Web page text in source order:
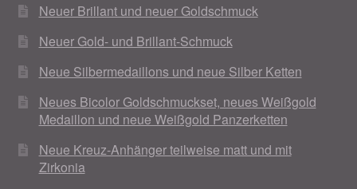
Neuer Brillant und neuer Goldschmuck
Neuer Gold- und Brillant-Schmuck
Neue Silbermedaillons und neue Silber Ketten
Neues Bicolor Goldschmuckset, neues Weißgold
Medaillon und neue Weißgold Panzerketten
Neue Kreuz-Anhänger teilweise matt und mit
Zirkonia